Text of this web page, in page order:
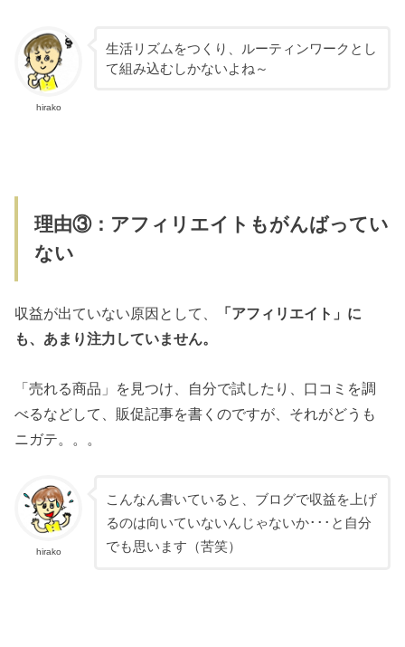
hirako
生活リズムをつくり、ルーティンワークとし
て組み込むしかないよね～
理由③：アフィリエイトもがんばってい
ない
収益が出ていない原因として、
「アフィリエイト」に
も、あまり注力していません。
「売れる商品」を見つけ、自分で試したり、口コミを調
べるなどして、販促記事を書くのですが、それがどうも
ニガテ。。。
hirako
こんなん書いていると、ブログで収益を上げ
るのは向いていないんじゃないか･･･と自分
でも思います（苦笑）